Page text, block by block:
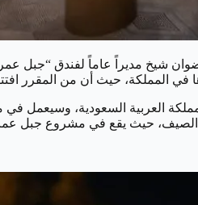
شيخ مديراً عاماً لفندق “جبل
المملكة، حيث أن من المقرر افتتاح
في الهند وسنغافورة والمملكة العربية